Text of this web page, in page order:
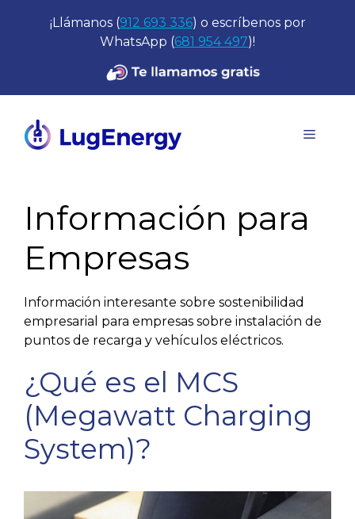
¡Llámanos (912 693 336) o escríbenos por
WhatsApp (681 954 497)!
Menú
Información para
Empresas
Información interesante sobre sostenibilidad
empresarial para empresas sobre instalación de
puntos de recarga y vehículos eléctricos.
¿Qué es el MCS
(Megawatt Charging
System)?